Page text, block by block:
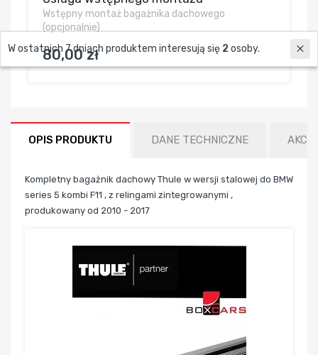
Wstępny montaż bagażnika dachowego
(opcjonalnie)
80,00 zł
OPIS PRODUKTU DANE TECHNICZNE
Kompletny bagażnik dachowy Thule w wersji stalowej do BMW
series 5 kombi F11 , z relingami zintegrowanymi ,
produkowany od 2010 - 2017
W ostatnich 7 dniach produktem interesują się 2 osoby.